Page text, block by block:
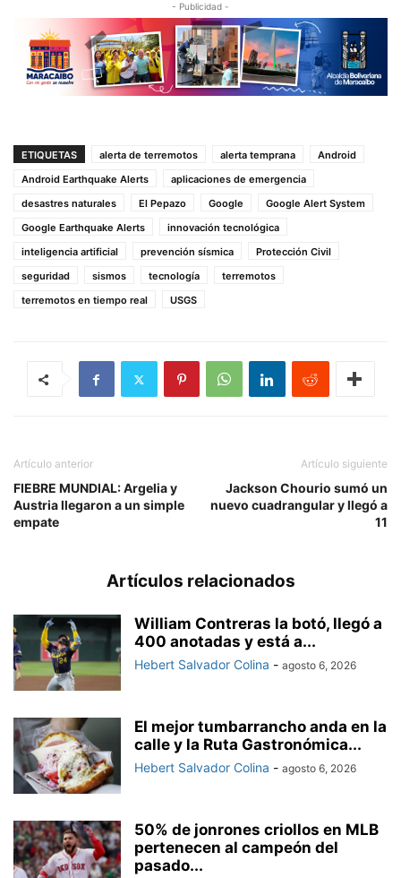
- Publicidad -
ETIQUETAS alerta de terremotos alerta temprana
Android
Android Earthquake Alerts
aplicaciones de emergencia
desastres naturales
El Pepazo Google
Google Alert System
Google Earthquake Alerts
innovación tecnológica
inteligencia artificial
prevención sísmica
Protección Civil
seguridad
sismos tecnología
terremotos
terremotos en tiempo real
USGS
Artículo anterior
FIEBRE MUNDIAL: Argelia y
Austria llegaron a un simple
empate
Artículo siguiente
Jackson Chourio sumó un
nuevo cuadrangular y llegó a
11
Artículos relacionados
William Contreras la botó, llegó a
400 anotadas y está a...
Hebert Salvador Colina - agosto 6, 2026
El mejor tumbarrancho anda en la
calle y la Ruta Gastronómica...
Hebert Salvador Colina - agosto 6, 2026
50% de jonrones criollos en MLB
pertenecen al campeón del
pasado...